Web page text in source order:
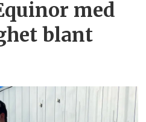
med
blant